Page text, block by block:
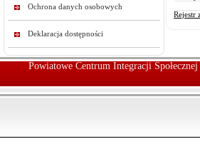
Ochrona danych osobowych
Deklaracja dostępności
Rejestr
Powiatowe Centrum Integracji